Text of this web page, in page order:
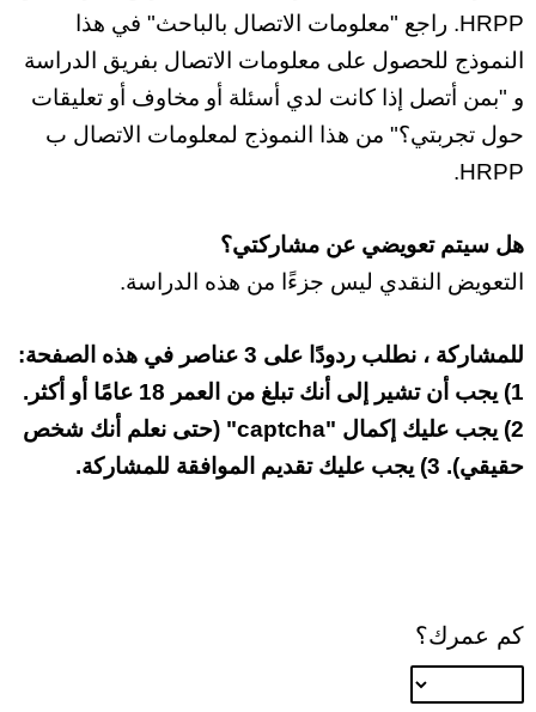
HRPP. راجع "معلومات الاتصال بالباحث" في هذا
النموذج للحصول على معلومات الاتصال بفريق الدراسة
و "بمن أتصل إذا كانت لدي أسئلة أو مخاوف أو تعليقات
حول تجربتي؟" من هذا النموذج لمعلومات الاتصال ب
HRPP.
هل سيتم تعويضي عن مشاركتي؟
التعويض النقدي ليس جزءًا من هذه الدراسة.
للمشاركة ، نطلب ردودًا على 3 عناصر في هذه الصفحة:
1) يجب أن تشير إلى أنك تبلغ من العمر 18 عامًا أو أكثر.
2) يجب عليك إكمال "captcha" (حتى نعلم أنك شخص
حقيقي). 3) يجب عليك تقديم الموافقة للمشاركة.
كم عمرك؟